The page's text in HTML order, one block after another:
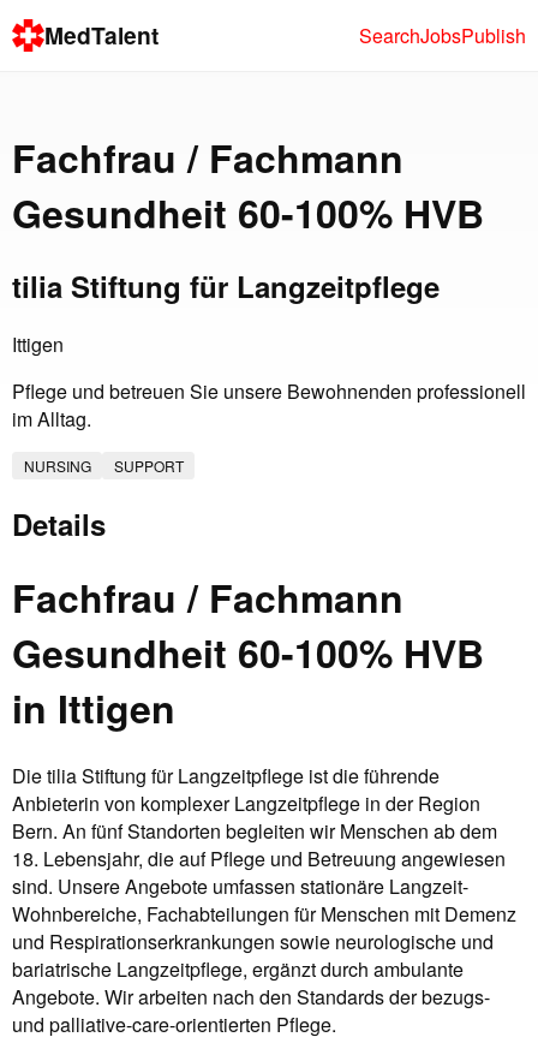
MedTalent SearchJobsPublish
Fachfrau / Fachmann
Gesundheit 60-100% HVB
tilia Stiftung für Langzeitpflege
Ittigen
Pflege und betreuen Sie unsere Bewohnenden professionell
im Alltag.
NURSING SUPPORT
Details
Fachfrau / Fachmann
Gesundheit 60-100% HVB
in Ittigen
Die tilia Stiftung für Langzeitpflege ist die führende
Anbieterin von komplexer Langzeitpflege in der Region
Bern. An fünf Standorten begleiten wir Menschen ab dem
18. Lebensjahr, die auf Pflege und Betreuung angewiesen
sind. Unsere Angebote umfassen stationäre Langzeit-
Wohnbereiche, Fachabteilungen für Menschen mit Demenz
und Respirationserkrankungen sowie neurologische und
bariatrische Langzeitpflege, ergänzt durch ambulante
Angebote. Wir arbeiten nach den Standards der bezugs-
und palliative-care-orientierten Pflege.